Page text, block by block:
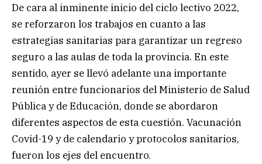
De cara al inminente inicio del ciclo lectivo 2022,
se reforzaron los trabajos en cuanto a las
estrategias sanitarias para garantizar un regreso
seguro a las aulas de toda la provincia. En este
sentido, ayer se llevó adelante una importante
reunión entre funcionarios del Ministerio de Salud
Pública y de Educación, donde se abordaron
diferentes aspectos de esta cuestión. Vacunación
Covid-19 y de calendario y protocolos sanitarios,
fueron los ejes del encuentro.